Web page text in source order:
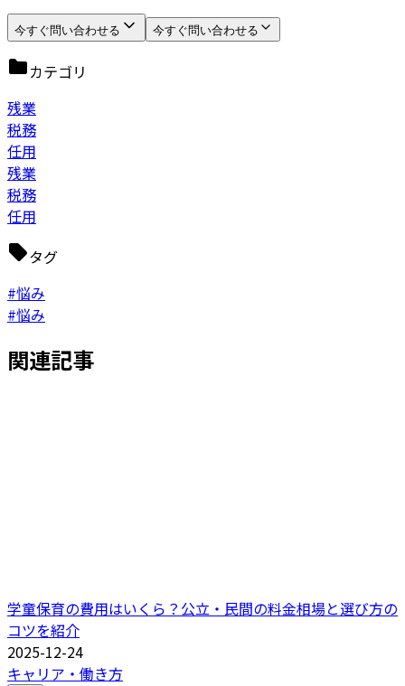
今すぐ問い合わせる 今すぐ問い合わせる
カテゴリ
残業
税務
任用
残業
税務
任用
タグ
#悩み
#悩み
関連記事
学童保育の費用はいくら？公立・民間の料金相場と選び方の
コツを紹介
2025-12-24
キャリア・働き方